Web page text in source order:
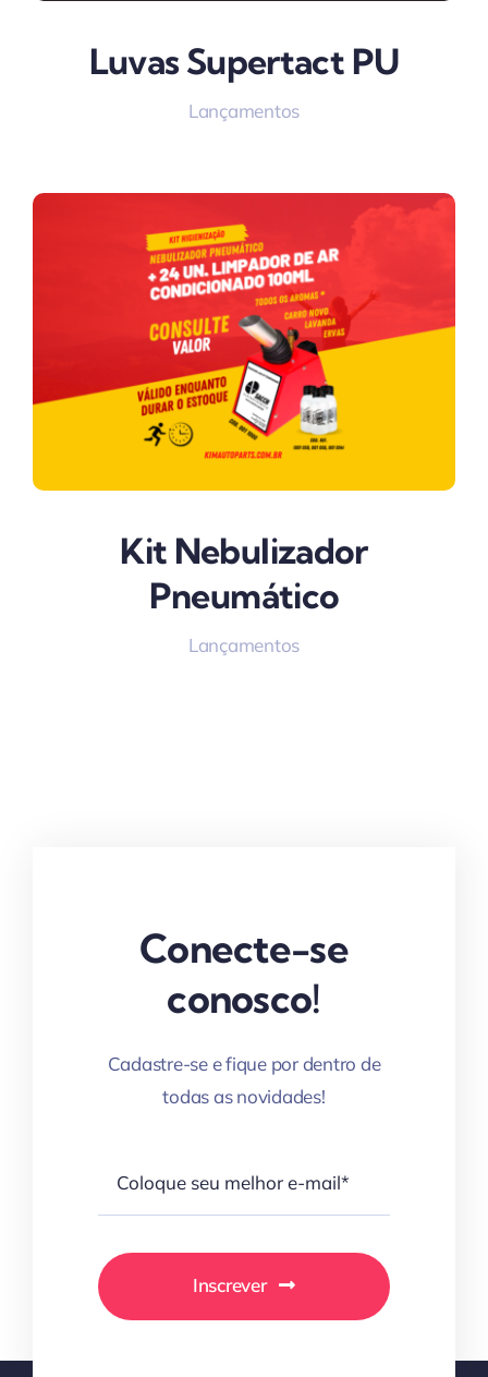
Luvas Supertact PU
Lançamentos
Kit Nebulizador
Pneumático
Lançamentos
Conecte-se
conosco!
Cadastre-se e fique por dentro de
todas as novidades!
Inscrever